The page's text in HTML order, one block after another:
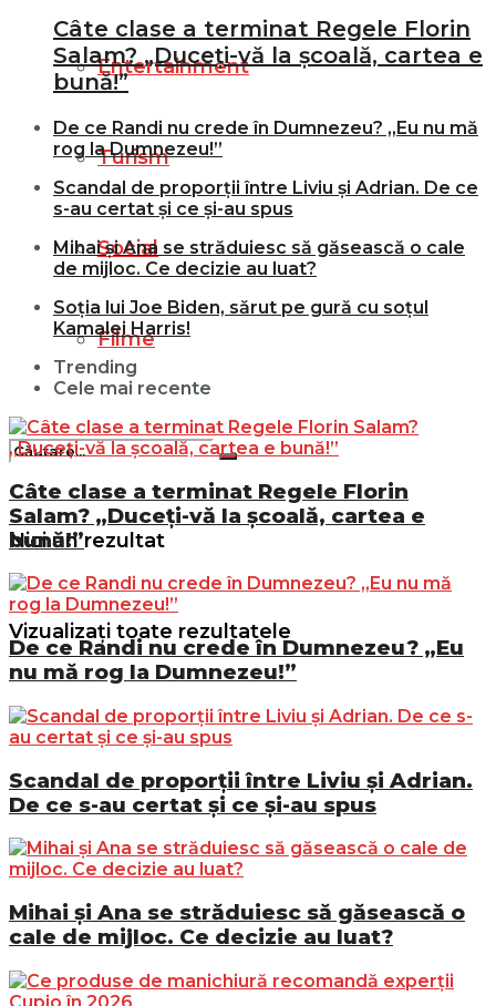
Entertainment
Turism
Social
Filme
Nici un rezultat
Vizualizați toate rezultatele
Câte clase a terminat Regele Florin
Salam? „Duceți-vă la școală, cartea e
bună!”
De ce Randi nu crede în Dumnezeu? „Eu nu mă
rog la Dumnezeu!”
Scandal de proporții între Liviu și Adrian. De ce
s-au certat și ce și-au spus
Mihai și Ana se străduiesc să găsească o cale
de mijloc. Ce decizie au luat?
Soția lui Joe Biden, sărut pe gură cu soțul
Kamalei Harris!
Trending
Cele mai recente
Câte clase a terminat Regele Florin
Salam? „Duceți-vă la școală, cartea e
bună!”
De ce Randi nu crede în Dumnezeu? „Eu
nu mă rog la Dumnezeu!”
Scandal de proporții între Liviu și Adrian.
De ce s-au certat și ce și-au spus
Mihai și Ana se străduiesc să găsească o
cale de mijloc. Ce decizie au luat?